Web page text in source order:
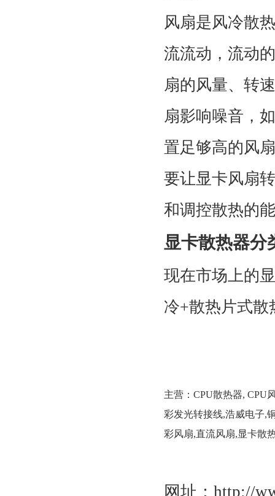
风扇是风冷散
流流动，流动
扇的风量、转
扇影响噪音，
置足够高的风
要让显卡风扇
和调控散热的
显卡散热器分
现在市场上的
冷+散热片式散
主营： CPU散热器, CPU
彩发光转接线,浩威电子,
彩风扇,直流风扇,显卡散
网址： http://